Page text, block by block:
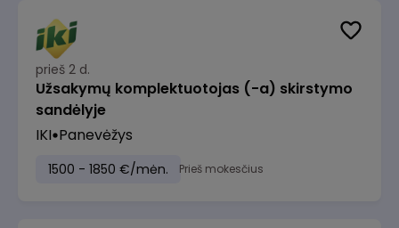
prieš 2 d.
Užsakymų komplektuotojas (-a) skirstymo
sandėlyje
IKI Panevėžys
1500 - 1850 €/mėn. Prieš mokesčius